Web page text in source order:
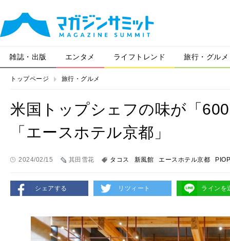
雑誌・出版 エンタメ ライフトレンド 旅行・グルメ
トップページ 旅行・グルメ
米国トップシェフの味が「
「エースホテル京都」
2024/02/15 其田雪花 タコス 新風館 エースホテル京都
シェアする リツィート ラインを